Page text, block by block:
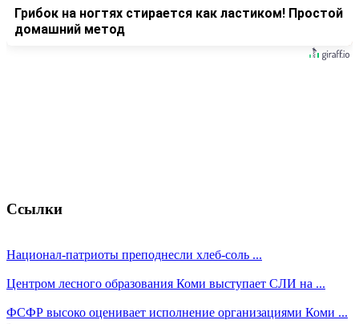
Грибок на ногтях стирается как ластиком! Простой
домашний метод
Ссылки
Национал-патриоты преподнесли хлеб-соль ...
Центром лесного образования Коми выступает СЛИ на ...
ФСФР высоко оценивает исполнение организациями Коми ...